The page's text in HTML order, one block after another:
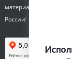
материала. Здесь вы
России!